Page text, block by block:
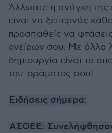
Άλλωστε η ανάγκη της
είναι να ξεπερνάς
προσπαθείς να
ονείρων σου. Με άλλα
δημιουργία είναι το
του οράματος σου!
Ειδήσεις σήμερα:
ΑΣΟΕΕ: